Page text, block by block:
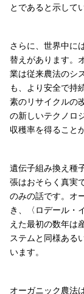
とであると示して
さらに、世界中に
替えがあります。
業は従来農法のシ
も、より安全で持
素のリサイクルの
の新しいテクノロ
収穫率を得ること
遺伝子組み換え種
張はおそらく真実
のみの話です。オ
き、〈ロデール・
えた最初の数年は
ステムと同様ある
います。
オーガニック農法